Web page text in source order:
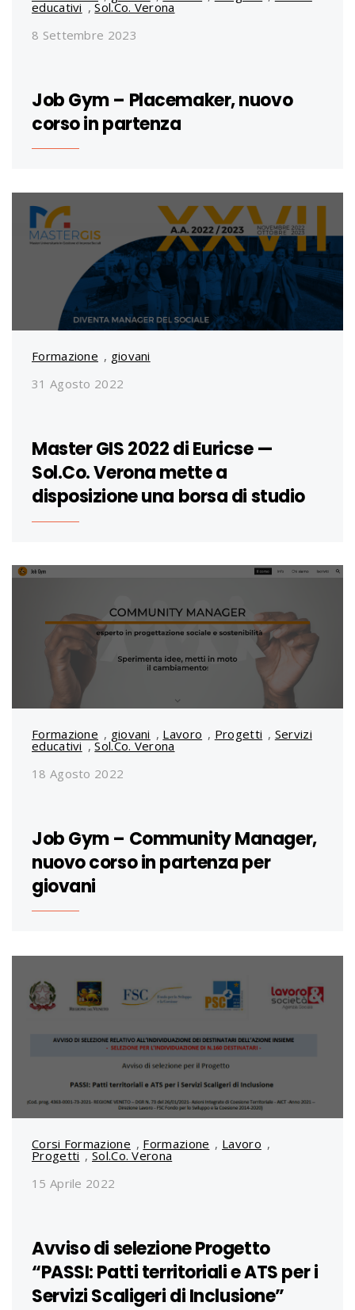
educativi ,Sol.Co. Verona
8 Settembre 2023
Job Gym – Placemaker, nuovo
corso in partenza
Formazione , giovani
31 Agosto 2022
Master GIS 2022 di Euricse —
Sol.Co. Verona mette a
disposizione una borsa di studio
Formazione , giovani , Lavoro , Progetti , Servizi
educativi ,Sol.Co. Verona
18 Agosto 2022
Job Gym – Community Manager,
nuovo corso in partenza per
giovani
Corsi Formazione , Formazione , Lavoro ,
Progetti ,Sol.Co. Verona
15 Aprile 2022
Avviso di selezione Progetto
“PASSI: Patti territoriali e ATS per i
Servizi Scaligeri di Inclusione”